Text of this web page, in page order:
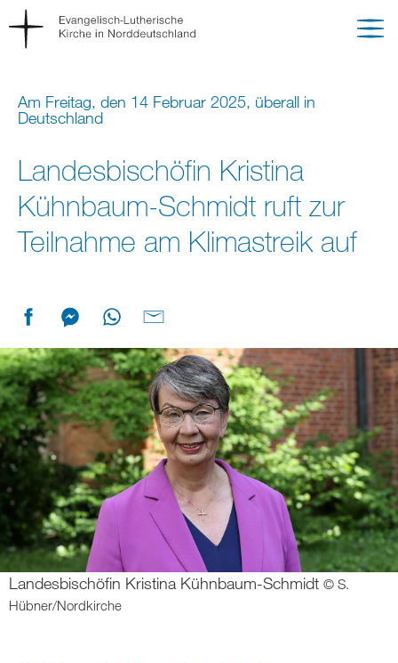
Am Freitag, den 14 Februar 2025, überall in
Deutschland
Landesbischöfin Kristina
Kühnbaum-Schmidt ruft zur
Teilnahme am Klimastreik auf
Landesbischöfin Kristina Kühnbaum-Schmidt © S.
Hübner/Nordkirche